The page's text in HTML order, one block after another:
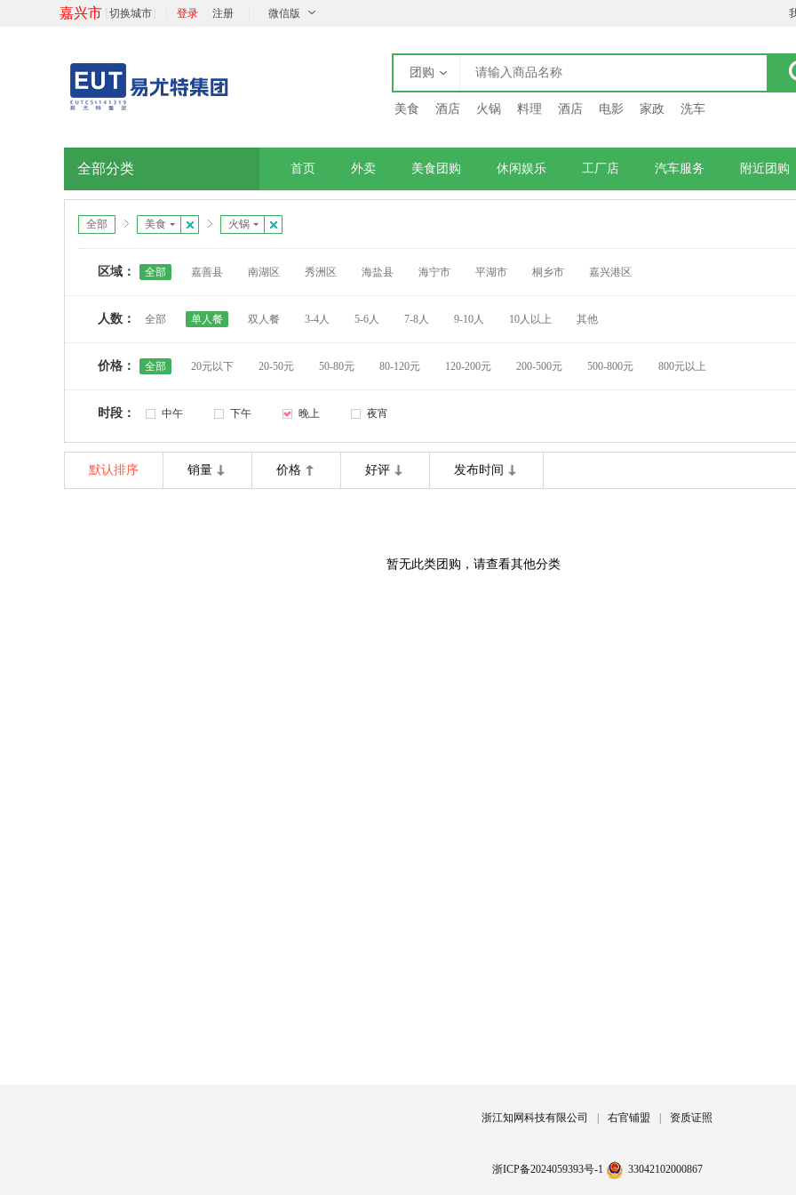
嘉兴市 切换城市 登录 注册 微信版
团购
美食 酒店 火锅 料理 酒店 电影 家政 洗车
全部分类 首页 外卖 美食团购 休闲娱乐 工厂店 汽车服务 附近团购
全部 美食 火锅
区域： 全部 嘉善县 南湖区 秀洲区 海盐县 海宁市 平湖市 桐乡市 嘉兴港区
人数： 全部 单人餐 双人餐 3-4人 5-6人 7-8人 9-10人 10人以上 其他
价格： 全部 20元以下 20-50元 50-80元 80-120元 120-200元 200-500元 500-800元 800元以上
时段： 中午 下午 晚上 夜宵
默认排序 销量 价格 好评 发布时间
暂无此类团购，请查看其他分类
浙江知网科技有限公司 右官铺盟 资质证照
浙ICP备2024059393号-1 33042102000867